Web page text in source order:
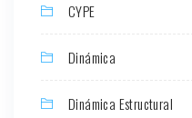
CYPE
Dinámica
Dinámica Estructural